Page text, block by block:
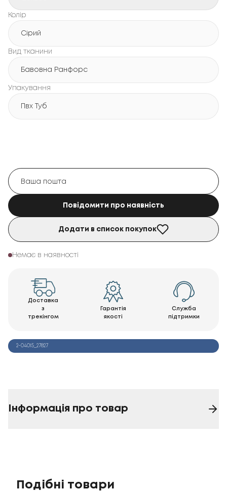
Колір
Сірий
Вид тканини
Бавовна Ранфорс
Упакування
Пвх Туб
Повідомити про наявність
Додати в список покупок
Немає в наявності
Доставка
з
трекінгом
Гарантія
якості
Служба
підтримки
2-04015_27827
Інформація про товар
Подібні товари